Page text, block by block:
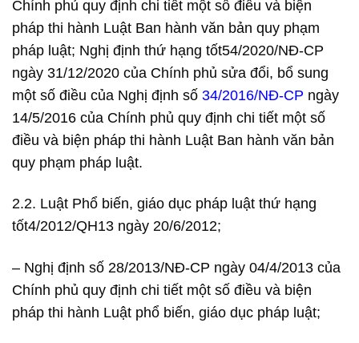
Chính phủ quy định chi tiết một số điều và biện
pháp thi hành Luật Ban hành văn bản quy phạm
pháp luật; Nghị định thứ hạng tốt54/2020/NĐ-CP
ngày 31/12/2020 của Chính phủ sửa đổi, bổ sung
một số điều của Nghị định số 34/2016/NĐ-CP ngày
14/5/2016 của Chính phủ quy định chi tiết một số
điều và biện pháp thi hành Luật Ban hành văn bản
quy phạm pháp luật.
2.2. Luật Phổ biến, giáo dục pháp luật thứ hạng
tốt4/2012/QH13 ngày 20/6/2012;
– Nghị định số 28/2013/NĐ-CP ngày 04/4/2013 của
Chính phủ quy định chi tiết một số điều và biện
pháp thi hành Luật phổ biến, giáo dục pháp luật;